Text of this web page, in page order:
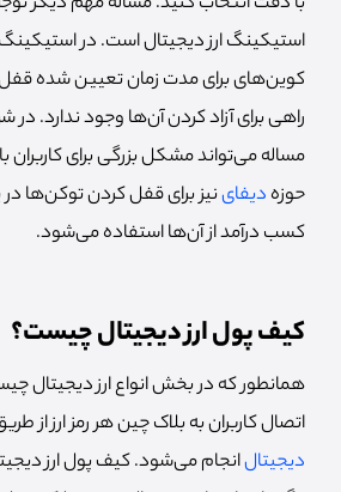
استیکینگ ارز دیجیتال است. در
کوین‌های برای مدت زمان تعیین شده
راهی برای آزاد کردن آن‌ها وجود ندارد. در
مساله می‌تواند مشکل بزرگی برای
حوزه دیفاینیز برای قفل کردن توکن‌ها
کسب درآمد از آن‌ها استفاده می‌شود.
کیف پول ارز دیجیتال چیست؟
همانطور که در بخش انواع ارز دیجیتال
اتصال کاربران به بلاک چین هر رمز ارز از
دیجیتالانجام می‌شود. کیف پول ارز